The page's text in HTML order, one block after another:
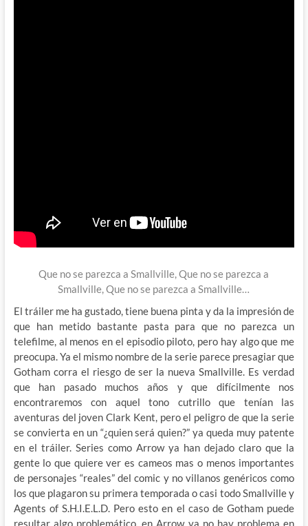
Que no se parezca a Smallville, Que no se parezca a
Smallville, Que no se parezca a Smallville…
El tráiler me ha gustado, tiene buena pinta y da la impresión de
que han metido bastante pasta para que no parezca un
telefilme, al menos en el episodio piloto, pero hay algo que me
preocupa. Ya el mismo nombre de la serie parece presagiar que
Gotham corra el riesgo de ser la nueva Smallville. Es verdad
que han pasado muchos años y que difícilmente nos
encontraremos con aquel tono cutrillo que tenían las
aventuras del joven Clark Kent, pero el peligro de que la serie
se convierta en un “¿quien será quien?” ya queda muy patente
en el tráiler. Series como Arrow ya han dejado claro que la
gente lo que quiere ver es cameos mas o menos importantes
de personajes “reales” del comic y no villanos genéricos como
los que plagaron su primera temporada o casi todo Smallville y
Agents of S.H.I.E.L.D. Pero esto en el caso de Gotham puede
resultar algo problemático, en Arrow ya no hay problema en